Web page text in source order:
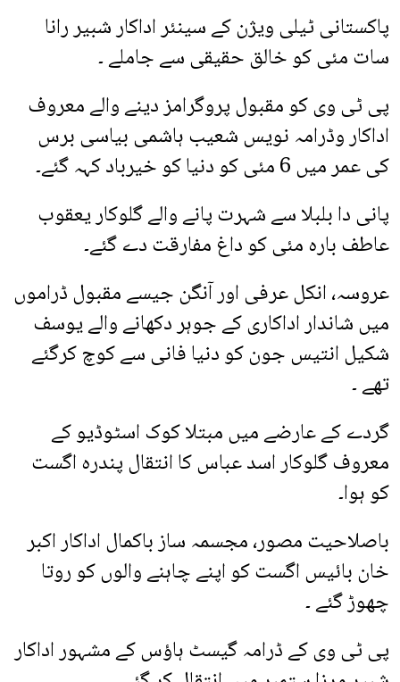
پاکستانی ٹیلی ویژن کے سینئر اداکار شبیر رانا
سات مئی کو خالق حقیقی سے جاملے ۔
پی ٹی وی کو مقبول پروگرامز دینے والے معروف
اداکار وڈرامہ نویس شعیب ہاشمی بیاسی برس
کی عمر میں 6 مئی کو دنیا کو خیرباد کہہ گئے۔
پانی دا بلبلا سے شہرت پانے والے گلوکار یعقوب
عاطف بارہ مئی کو داغ مفارقت دے گئے۔
عروسہ، انکل عرفی اور آنگن جیسے مقبول ڈراموں
میں شاندار اداکاری کے جوہر دکھانے والے یوسف
شکیل انتیس جون کو دنیا فانی سے کوچ کرگئے
تھے ۔
گردے کے عارضے میں مبتلا کوک اسٹوڈیو کے
معروف گلوکار اسد عباس کا انتقال پندرہ اگست
کو ہوا۔
باصلاحیت مصور، مجسمہ ساز باکمال اداکار اکبر
خان بائیس اگست کو اپنے چاہنے والوں کو روتا
چھوڑ گئے ۔
پی ٹی وی کے ڈرامہ گیسٹ ہاؤس کے مشہور اداکار